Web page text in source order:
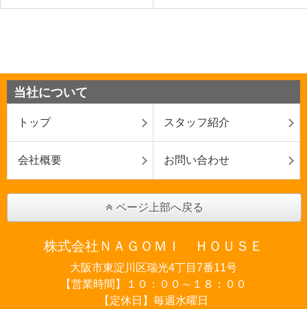
当社について
トップ スタッフ紹介
会社概要 お問い合わせ
ページ上部へ戻る
株式会社ＮＡＧＯＭＩ ＨＯＵＳＥ
大阪市東淀川区瑞光4丁目7番11号
【営業時間】１０：００～１８：００
【定休日】毎週水曜日